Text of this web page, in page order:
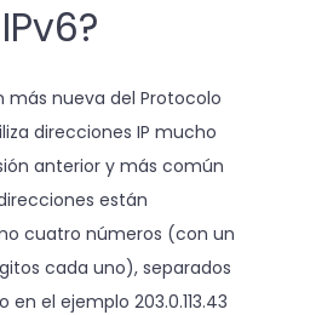
más nueva del Protocolo
direcciones IP mucho
anterior y más común
están
cuatro números (con un
cada uno), separados
el ejemplo 203.0.113.43